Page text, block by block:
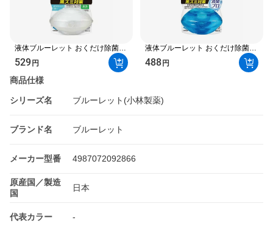
液体ブルーレット おくだけ除菌
EX フレグランス ホワイティッシ
ュリリー つけ替 67ml 【ブルーレ
ット】 トイレ用 掃除用品
529円
液体ブルーレット おくだけ除菌
EX 消臭プロ 消臭ウォッシュ つけ
替 67ml 【ブルーレット】 トイレ
488円
商品仕様
シリーズ名 ブルーレット(小林製薬)
ブランド名 ブルーレット
メーカー型番 4987072092866
原産国／製造
国
日本
代表カラー -